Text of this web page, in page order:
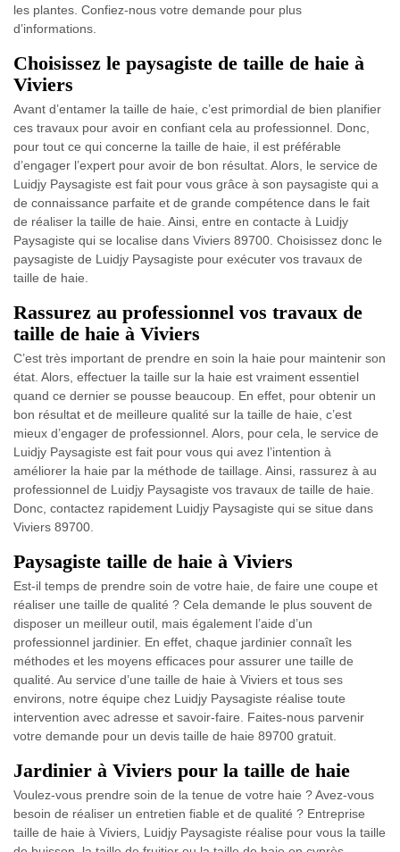
les plantes. Confiez-nous votre demande pour plus
d’informations.
Choisissez le paysagiste de taille de haie à
Viviers
Avant d’entamer la taille de haie, c’est primordial de bien planifier
ces travaux pour avoir en confiant cela au professionnel. Donc,
pour tout ce qui concerne la taille de haie, il est préférable
d’engager l’expert pour avoir de bon résultat. Alors, le service de
Luidjy Paysagiste est fait pour vous grâce à son paysagiste qui a
de connaissance parfaite et de grande compétence dans le fait
de réaliser la taille de haie. Ainsi, entre en contacte à Luidjy
Paysagiste qui se localise dans Viviers 89700. Choisissez donc le
paysagiste de Luidjy Paysagiste pour exécuter vos travaux de
taille de haie.
Rassurez au professionnel vos travaux de
taille de haie à Viviers
C’est très important de prendre en soin la haie pour maintenir son
état. Alors, effectuer la taille sur la haie est vraiment essentiel
quand ce dernier se pousse beaucoup. En effet, pour obtenir un
bon résultat et de meilleure qualité sur la taille de haie, c’est
mieux d’engager de professionnel. Alors, pour cela, le service de
Luidjy Paysagiste est fait pour vous qui avez l’intention à
améliorer la haie par la méthode de taillage. Ainsi, rassurez à au
professionnel de Luidjy Paysagiste vos travaux de taille de haie.
Donc, contactez rapidement Luidjy Paysagiste qui se situe dans
Viviers 89700.
Paysagiste taille de haie à Viviers
Est-il temps de prendre soin de votre haie, de faire une coupe et
réaliser une taille de qualité ? Cela demande le plus souvent de
disposer un meilleur outil, mais également l’aide d’un
professionnel jardinier. En effet, chaque jardinier connaît les
méthodes et les moyens efficaces pour assurer une taille de
qualité. Au service d’une taille de haie à Viviers et tous ses
environs, notre équipe chez Luidjy Paysagiste réalise toute
intervention avec adresse et savoir-faire. Faites-nous parvenir
votre demande pour un devis taille de haie 89700 gratuit.
Jardinier à Viviers pour la taille de haie
Voulez-vous prendre soin de la tenue de votre haie ? Avez-vous
besoin de réaliser un entretien fiable et de qualité ? Entreprise
taille de haie à Viviers, Luidjy Paysagiste réalise pour vous la taille